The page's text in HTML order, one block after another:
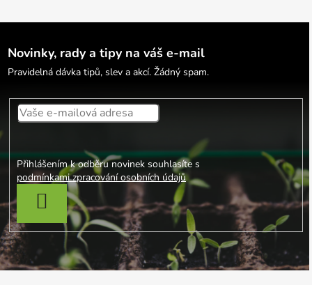
Novinky, rady a tipy na váš e-mail
Pravidelná dávka tipů, slev a akcí. Žádný spam.
Přihlášením k odběru novinek souhlasíte s
podmínkami zpracování osobních údajů
PŘIHLÁSIT SE